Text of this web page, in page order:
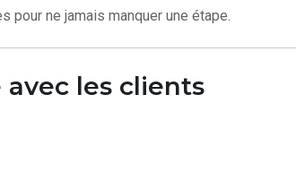
pour ne jamais manquer une étape.
les clients